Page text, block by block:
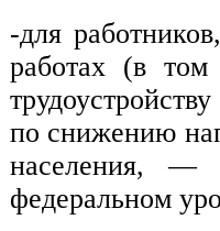
-для
работах (в том
по снижению
населения, —
федеральном